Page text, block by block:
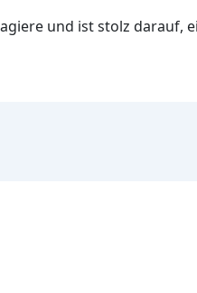
und ist stolz darauf,